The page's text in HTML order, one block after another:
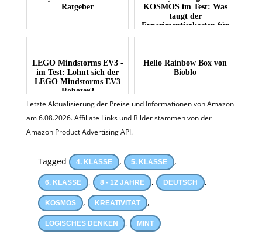
Ratgeber
KOSMOS im Test: Was
taugt der
Experimentierkasten für
LEGO Mindstorms EV3 -
im Test: Lohnt sich der
LEGO Mindstorms EV3
Roboter?
Hello Rainbow Box von
Bioblo
Letzte Aktualisierung der Preise und Informationen von Amazon
am 6.08.2026. Affiliate Links und Bilder stammen von der
Amazon Product Advertising API.
Tagged 4. KLASSE , 5. KLASSE ,
6. KLASSE , 8 - 12 JAHRE , DEUTSCH ,
KOSMOS , KREATIVITÄT ,
LOGISCHES DENKEN , MINT